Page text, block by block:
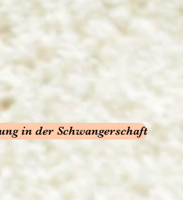
in der Schwangerschaft